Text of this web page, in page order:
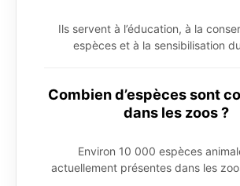
Ils servent à l’éducation, à la
espèces et à la sensibilisation
Combien d’espèces sont
dans les zoos ?
Environ 10 000 espèces
actuellement présentes dans les